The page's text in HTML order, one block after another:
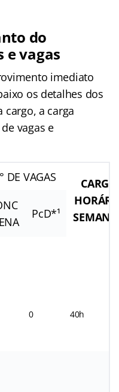
do
e vagas
imediato
os detalhes dos
cargo, a carga
vagas e
DE VAGAS
CARGA
PcD*¹
0 40h